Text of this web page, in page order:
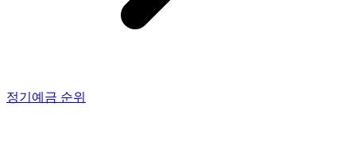
정기예금 순위